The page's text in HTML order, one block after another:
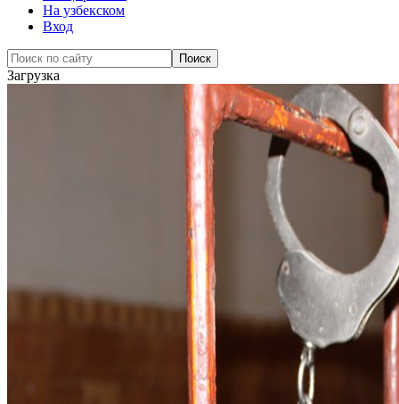
На узбекском
Вход
Загрузка